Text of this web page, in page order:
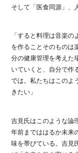
そして「医食同源」、
「すると料理は音楽
を作ることそのものは
分の健康管理を考えた
いていくと、自分で作
では。私たちはこのよ
きたい」
吉見氏はこのような論
年前までははるか未来
味を帯びている。吉見